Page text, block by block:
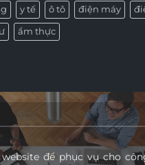
y tế ô tô điện máy
ẩm thực
để phục vụ cho